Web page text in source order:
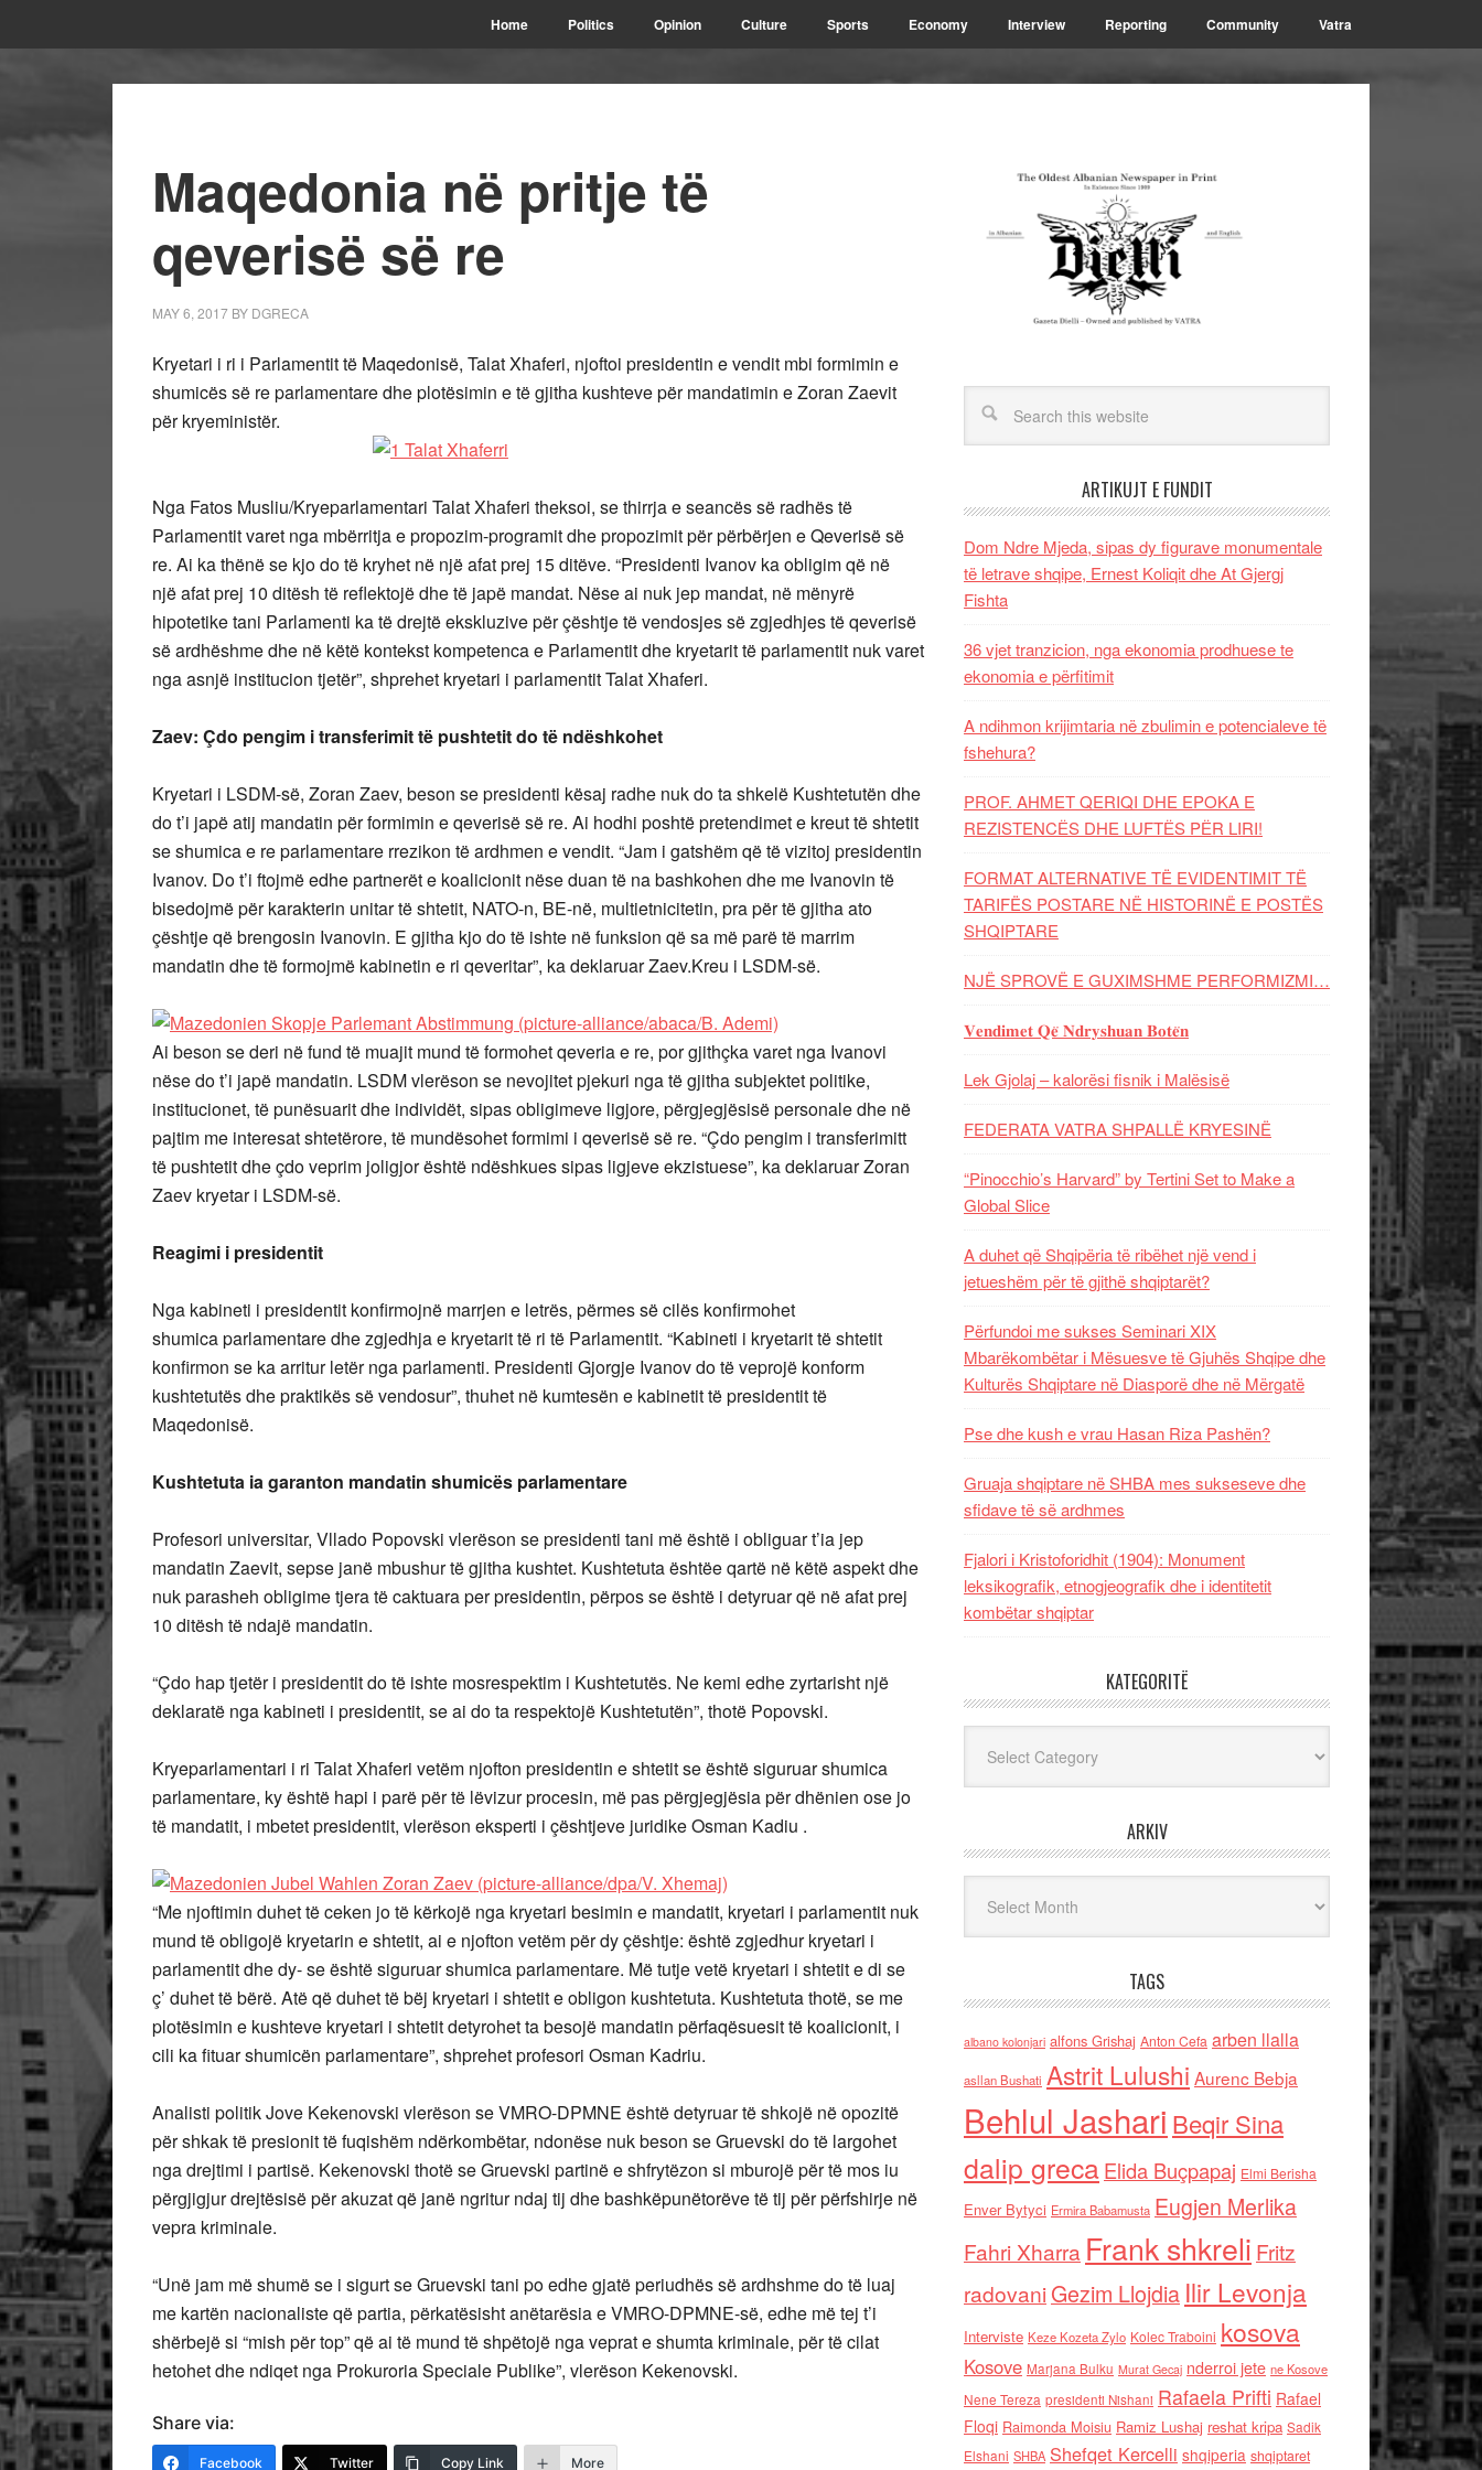
Home Politics Opinion Culture Sports Economy Interview Reporting Community Vatra
Maqedonia në pritje të
qeverisë së re
MAY 6, 2017 BY DGRECA
Kryetari i ri i Parlamentit të Maqedonisë, Talat Xhaferi, njoftoi presidentin e vendit mbi formimin e
shumicës së re parlamentare dhe plotësimin e të gjitha kushteve për mandatimin e Zoran Zaevit
për kryeministër.
Nga Fatos Musliu/Kryeparlamentari Talat Xhaferi theksoi, se thirrja e seancës së radhës të
Parlamentit varet nga mbërritja e propozim-programit dhe propozimit për përbërjen e Qeverisë së
re. Ai ka thënë se kjo do të kryhet në një afat prej 15 ditëve. “Presidenti Ivanov ka obligim që në
një afat prej 10 ditësh të reflektojë dhe të japë mandat. Nëse ai nuk jep mandat, në mënyrë
hipotetike tani Parlamenti ka të drejtë ekskluzive për çështje të vendosjes së zgjedhjes të qeverisë
së ardhëshme dhe në këtë kontekst kompetenca e Parlamentit dhe kryetarit të parlamentit nuk varet
nga asnjë institucion tjetër”, shprehet kryetari i parlamentit Talat Xhaferi.
Zaev: Çdo pengim i transferimit të pushtetit do të ndëshkohet
Kryetari i LSDM-së, Zoran Zaev, beson se presidenti kësaj radhe nuk do ta shkelë Kushtetutën dhe
do t’i japë atij mandatin për formimin e qeverisë së re. Ai hodhi poshtë pretendimet e kreut të shtetit
se shumica e re parlamentare rrezikon të ardhmen e vendit. “Jam i gatshëm që të vizitoj presidentin
Ivanov. Do t’i ftojmë edhe partnerët e koalicionit nëse duan të na bashkohen dhe me Ivanovin të
bisedojmë për karakterin unitar të shtetit, NATO-n, BE-në, multietnicitetin, pra për të gjitha ato
çështje që brengosin Ivanovin. E gjitha kjo do të ishte në funksion që sa më parë të marrim
mandatin dhe të formojmë kabinetin e ri qeveritar”, ka deklaruar Zaev.Kreu i LSDM-së.
Ai beson se deri në fund të muajit mund të formohet qeveria e re, por gjithçka varet nga Ivanovi
nëse do t’i japë mandatin. LSDM vlerëson se nevojitet pjekuri nga të gjitha subjektet politike,
institucionet, të punësuarit dhe individët, sipas obligimeve ligjore, përgjegjësisë personale dhe në
pajtim me interesat shtetërore, të mundësohet formimi i qeverisë së re. “Çdo pengim i transferimitt
të pushtetit dhe çdo veprim joligjor është ndëshkues sipas ligjeve ekzistuese”, ka deklaruar Zoran
Zaev kryetar i LSDM-së.
Reagimi i presidentit
Nga kabineti i presidentit konfirmojnë marrjen e letrës, përmes së cilës konfirmohet
shumica parlamentare dhe zgjedhja e kryetarit të ri të Parlamentit. “Kabineti i kryetarit të shtetit
konfirmon se ka arritur letër nga parlamenti. Presidenti Gjorgje Ivanov do të veprojë konform
kushtetutës dhe praktikës së vendosur”, thuhet në kumtesën e kabinetit të presidentit të
Maqedonisë.
Kushtetuta ia garanton mandatin shumicës parlamentare
Profesori universitar, Vllado Popovski vlerëson se presidenti tani më është i obliguar t’ia jep
mandatin Zaevit, sepse janë mbushur të gjitha kushtet. Kushtetuta ështëe qartë në këtë aspekt dhe
nuk parasheh obligime tjera të caktuara per presidentin, përpos se është i detyruar që në afat prej
10 ditësh të ndajë mandatin.
“Çdo hap tjetër i presidentit do të ishte mosrespektim i Kushtetutës. Ne kemi edhe zyrtarisht një
deklaratë nga kabineti i presidentit, se ai do ta respektojë Kushtetutën”, thotë Popovski.
Kryeparlamentari i ri Talat Xhaferi vetëm njofton presidentin e shtetit se është siguruar shumica
parlamentare, ky është hapi i parë për të lëvizur procesin, më pas përgjegjësia për dhënien ose jo
të mandatit, i mbetet presidentit, vlerëson eksperti i çështjeve juridike Osman Kadiu .
“Me njoftimin duhet të ceken jo të kërkojë nga kryetari besimin e mandatit, kryetari i parlamentit nuk
mund të obligojë kryetarin e shtetit, ai e njofton vetëm për dy çështje: është zgjedhur kryetari i
parlamentit dhe dy- se është siguruar shumica parlamentare. Më tutje vetë kryetari i shtetit e di se
ç’ duhet të bërë. Atë që duhet të bëj kryetari i shtetit e obligon kushtetuta. Kushtetuta thotë, se me
plotësimin e kushteve kryetari i shtetit detyrohet ta besojë mandatin përfaqësuesit të koalicionit, i
cili ka fituar shumicën parlamentare”, shprehet profesori Osman Kadriu.
Analisti politik Jove Kekenovski vlerëson se VMRO-DPMNE është detyruar të shkojë në opozitë
për shkak të presionit të fuqishëm ndërkombëtar, ndonëse nuk beson se Gruevski do të largohet
nga drejtimi i partisë. Kekenovski thotë se Gruevski partinë e shfrytëzon si mburojë për të mos iu
përgjigjur drejtësisë për akuzat që janë ngritur ndaj tij dhe bashkëpunëtorëve të tij për përfshirje në
vepra kriminale.
“Unë jam më shumë se i sigurt se Gruevski tani po edhe gjatë periudhës së ardhshme do të luaj
me kartën nacionaliste që partia, përkatësisht anëtarësia e VMRO-DPMNE-së, edhe më tej t’i
shërbejë si “mish për top” që ai të mund të shpëtojë nga veprat e shumta kriminale, për të cilat
hetohet dhe ndiqet nga Prokuroria Speciale Publike”, vlerëson Kekenovski.
Share via:
Facebook Twitter Copy Link More
ARTIKUJT E FUNDIT
Dom Ndre Mjeda, sipas dy figurave monumentale
të letrave shqipe, Ernest Koliqit dhe At Gjergj
Fishta
36 vjet tranzicion, nga ekonomia prodhuese te
ekonomia e përfitimit
A ndihmon krijimtaria në zbulimin e potencialeve të
fshehura?
PROF. AHMET QERIQI DHE EPOKA E
REZISTENCЁS DHE LUFTЁS PЁR LIRI!
FORMAT ALTERNATIVE TË EVIDENTIMIT TË
TARIFËS POSTARE NË HISTORINË E POSTËS
SHQIPTARE
NJË SPROVË E GUXIMSHME PERFORMIZMI…
𝐕𝐞𝐧𝐝𝐢𝐦𝐞𝐭 𝐐𝐞̈ 𝐍𝐝𝐫𝐲𝐬𝐡𝐮𝐚𝐧 𝐁𝐨𝐭𝐞̈𝐧
Lek Gjolaj – kalorësi fisnik i Malësisë
FEDERATA VATRA SHPALLË KRYESINË
“Pinocchio’s Harvard” by Tertini Set to Make a
Global Slice
A duhet që Shqipëria të ribëhet një vend i
jetueshëm për të gjithë shqiptarët?
Përfundoi me sukses Seminari XIX
Mbarëkombëtar i Mësuesve të Gjuhës Shqipe dhe
Kulturës Shqiptare në Diasporë dhe në Mërgatë
Pse dhe kush e vrau Hasan Riza Pashën?
Gruaja shqiptare në SHBA mes sukseseve dhe
sfidave të së ardhmes
Fjalori i Kristoforidhit (1904): Monument
leksikografik, etnogjeografik dhe i identitetit
kombëtar shqiptar
KATEGORITË
ARKIV
TAGS
albano kolonjari alfons Grishaj Anton Cefa arben llalla
asllan Bushati Astrit Lulushi Aurenc Bebja
Behlul Jashari Beqir Sina
dalip grecaElida Buçpapaj Elmi Berisha
Enver Bytyci Ermira Babamusta Eugjen Merlika
Fahri Xharra Frank shkreli Fritz
radovaniGezim Llojdia Ilir Levonja
Interviste Keze Kozeta Zylo Kolec Traboini kosova
Kosove Marjana Bulku Murat Gecaj nderroi jete ne Kosove
Nene Tereza presidenti Nishani Rafaela Prifti Rafael
Floqi Raimonda Moisiu Ramiz Lushaj reshat kripa Sadik
Elshani SHBA Shefqet Kercelli shqiperia shqiptaret